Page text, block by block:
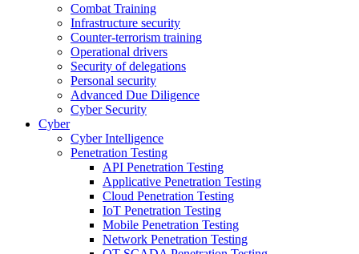
Combat Training
Infrastructure security
Counter-terrorism training
Operational drivers
Security of delegations
Personal security
Advanced Due Diligence
Cyber Security
Cyber
Cyber Intelligence
Penetration Testing
API Penetration Testing
Applicative Penetration Testing
Cloud Penetration Testing
IoT Penetration Testing
Mobile Penetration Testing
Network Penetration Testing